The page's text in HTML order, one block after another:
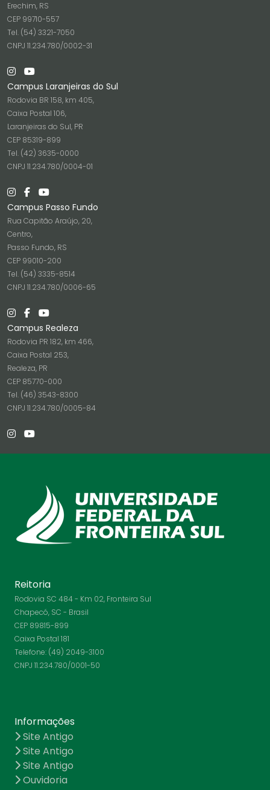
Erechim, RS
CEP 99710-557
Tel. (54) 3321-7050
CNPJ 11.234.780/0002-31
Campus Laranjeiras do Sul
Rodovia BR 158, km 405,
Caixa Postal 106,
Laranjeiras do Sul, PR
CEP 85319-899
Tel. (42) 3635-0000
CNPJ 11.234.780/0004-01
Campus Passo Fundo
Rua Capitão Araújo, 20,
Centro,
Passo Fundo, RS
CEP 99010-200
Tel. (54) 3335-8514
CNPJ 11.234.780/0006-65
Campus Realeza
Rodovia PR 182, km 466,
Caixa Postal 253,
Realeza, PR
CEP 85770-000
Tel. (46) 3543-8300
CNPJ 11.234.780/0005-84
Reitoria
Rodovia SC 484 - Km 02, Fronteira Sul
Chapecó, SC - Brasil
CEP 89815-899
Caixa Postal 181
Telefone: (49) 2049-3100
CNPJ 11.234.780/0001-50
Informações
Site Antigo
Site Antigo
Site Antigo
Ouvidoria